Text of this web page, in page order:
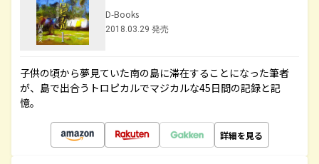
D-Books
2018.03.29 発売
子供の頃から夢見ていた南の島に滞在することになった筆者
が、島で出合うトロピカルでマジカルな45日間の記録と記
憶。
詳細を見る